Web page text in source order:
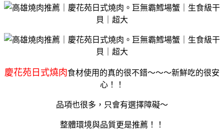
慶花苑日式燒肉食材使用的真的很不錯～～～新鮮吃的很安
心！！
品項也很多，只會有選擇障礙～
整體環境與品質更是推薦！！